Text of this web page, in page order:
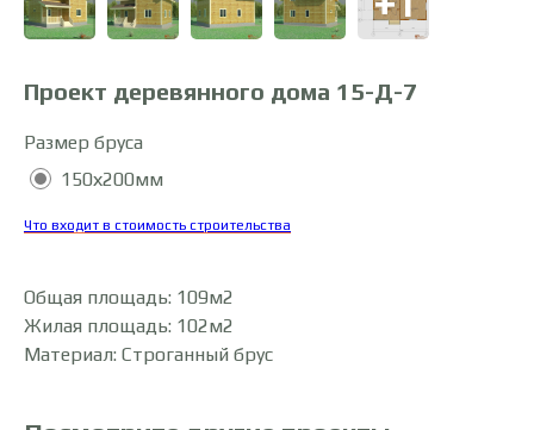
Проект деревянного дома 15-Д-7
Размер бруса
150х200мм
Что входит в стоимость строительства
Общая площадь: 109м2
Жилая площадь: 102м2
Материал: Строганный брус